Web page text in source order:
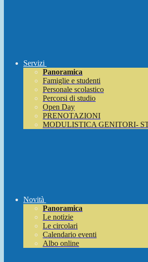
Servizi
Panoramica
Famiglie e studenti
Personale scolastico
Percorsi di studio
Open Day
PRENOTAZIONI
MODULISTICA GENITORI-
Novità
Panoramica
Le notizie
Le circolari
Calendario eventi
Albo online